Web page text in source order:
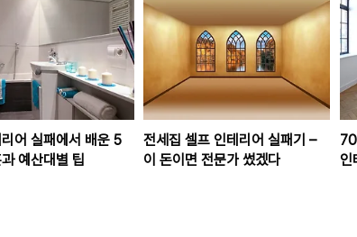
어 실패에서 배운 5
예산대별 팁
전세집 셀프 인테리어 실패기 –
이 돈이면 전문가 썼겠다
인